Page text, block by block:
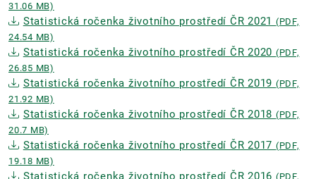
31.06 MB)
Statistická ročenka životního prostředí ČR 2021 (PDF,
24.54 MB)
Statistická ročenka životního prostředí ČR 2020 (PDF,
26.85 MB)
Statistická ročenka životního prostředí ČR 2019 (PDF,
21.92 MB)
Statistická ročenka životního prostředí ČR 2018 (PDF,
20.7 MB)
Statistická ročenka životního prostředí ČR 2017 (PDF,
19.18 MB)
Statistická ročenka životního prostředí ČR 2016 (PDF,